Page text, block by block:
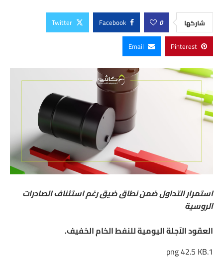
شاركها 0
Facebook
Twitter
Pinterest
Email
استمرار التداول ضمن نطاق ضيق رغم استئناف الصادرات
الروسية
العقود الآجلة اليومية للنفط الخام الخفيف.
1.png
42.5 KB